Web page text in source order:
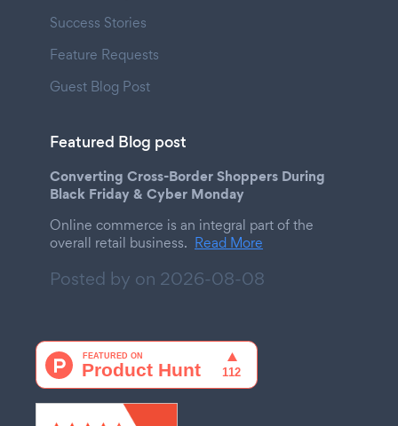
Success Stories
Feature Requests
Guest Blog Post
Featured Blog post
Converting Cross-Border Shoppers During
Black Friday & Cyber Monday
Online commerce is an integral part of the
overall retail business. Read More
Posted by on 2026-08-08